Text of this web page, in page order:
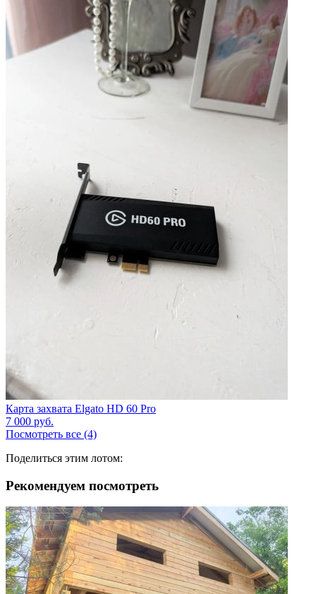
Карта захвата Elgato HD 60 Pro
7 000 руб.
Посмотреть все (4)
Поделиться этим лотом:
Рекомендуем посмотреть